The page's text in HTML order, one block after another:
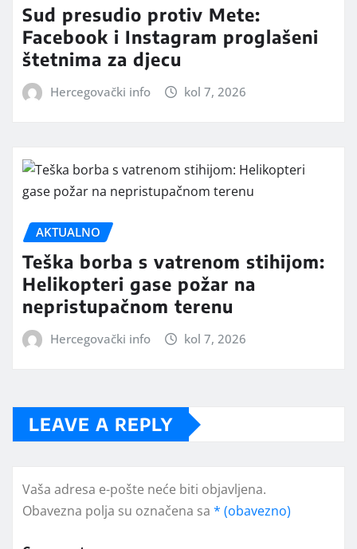
Sud presudio protiv Mete:
Facebook i Instagram proglašeni
štetnima za djecu
Hercegovački info kol 7, 2026
AKTUALNO
Teška borba s vatrenom stihijom:
Helikopteri gase požar na
nepristupačnom terenu
Hercegovački info kol 7, 2026
LEAVE A REPLY
Vaša adresa e-pošte neće biti objavljena.
Obavezna polja su označena sa * (obavezno)